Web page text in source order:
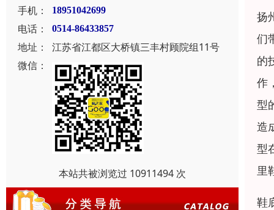
手机：
18951042699
电话： 0514-86433857
地址：
江苏省江都区大桥镇三丰村顾院组11号
微信：
本站共被浏览过 10911494 次
扬
们
的
作
型
造
型
里
鞋